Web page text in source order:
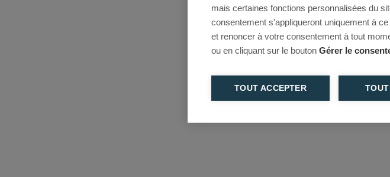
mais certaines fonctions personnalisées du
consentement s'appliqueront uniquement à
et renoncer à votre consentement à tout
ou en cliquant sur le bouton Gérer le
TOUT ACCEPTER